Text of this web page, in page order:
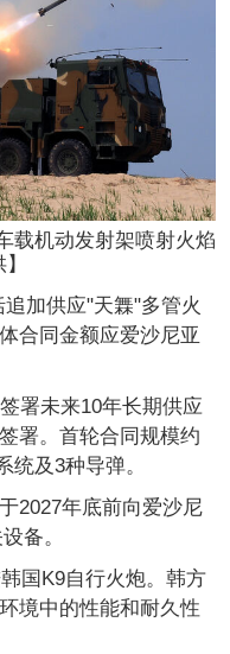
载机动发射架喷射火焰
加供应"天橆"多管火
合同金额应爱沙尼亚
署未来10年长期供应
署。首轮合同规模约
统及3种导弹。
2027年底前向爱沙尼
备。
国K9自行火炮。韩方
境中的性能和耐久性